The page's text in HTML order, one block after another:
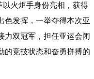
火炬手身份亮相，获得
色发挥，一举夺得本次亚
力双冠军，担任亚运会闭
竞技状态和奋勇拼搏的